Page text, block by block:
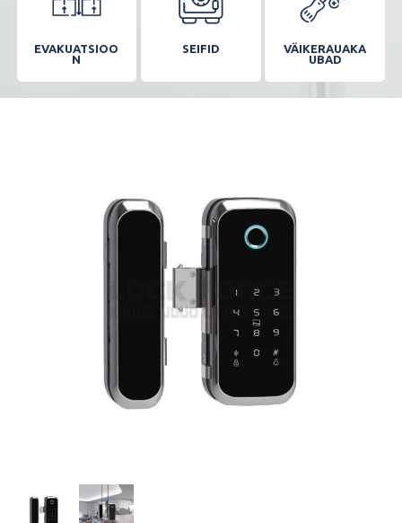
EVAKUATSIOO
N
SEIFID
VÄIKERAUAKA
UBAD